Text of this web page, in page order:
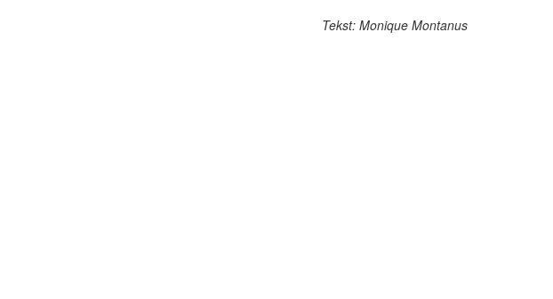
Tekst: Monique Montanus